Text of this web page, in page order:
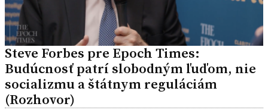
Steve Forbes pre Epoch Times:
Budúcnosť patrí slobodným ľuďom, nie
socializmu a štátnym reguláciám
(Rozhovor)